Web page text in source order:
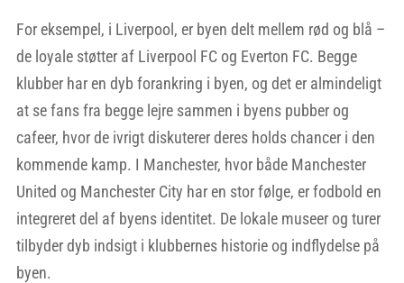
For eksempel, i Liverpool, er byen delt mellem rød og blå –
de loyale støtter af Liverpool FC og Everton FC. Begge
klubber har en dyb forankring i byen, og det er almindeligt
at se fans fra begge lejre sammen i byens pubber og
cafeer, hvor de ivrigt diskuterer deres holds chancer i den
kommende kamp. I Manchester, hvor både Manchester
United og Manchester City har en stor følge, er fodbold en
integreret del af byens identitet. De lokale museer og turer
tilbyder dyb indsigt i klubbernes historie og indflydelse på
byen.